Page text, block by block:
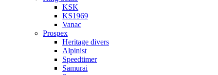
KSK
KS1969
Vanac
Prospex
Heritage divers
Alpinist
Speedtimer
Samurai